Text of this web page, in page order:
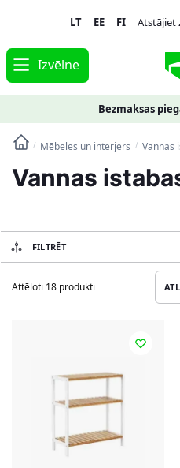
navigation
content
LT EE FI Atstājiet
Izvēlne
Bezmaksas
/ Mēbeles un interjers / Vannas
Vannas
FILTRĒT
Attēloti 18 produkti